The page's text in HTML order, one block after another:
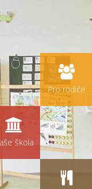
Pro rodiče
škola